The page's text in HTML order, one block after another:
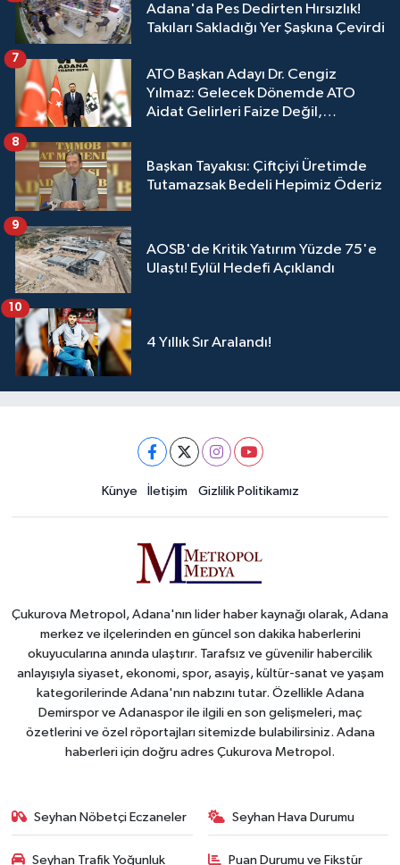
Adana'da Pes Dedirten Hırsızlık!
Takıları Sakladığı Yer Şaşkına Çevirdi
ATO Başkan Adayı Dr. Cengiz
Yılmaz: Gelecek Dönemde ATO
Aidat Gelirleri Faize Değil,
7
Başkan Tayakısı: Çiftçiyi Üretimde
Tutamazsak Bedeli Hepimiz Öderiz
8
AOSB'de Kritik Yatırım Yüzde 75'e
Ulaştı! Eylül Hedefi Açıklandı
9
4 Yıllık Sır Aralandı!
10
Künye İletişim Gizlilik Politikamız
Çukurova Metropol, Adana'nın lider haber kaynağı olarak, Adana
merkez ve ilçelerinden en güncel son dakika haberlerini
okuyucularına anında ulaştırır. Tarafsız ve güvenilir habercilik
anlayışıyla siyaset, ekonomi, spor, asayiş, kültür-sanat ve yaşam
kategorilerinde Adana'nın nabzını tutar. Özellikle Adana
Demirspor ve Adanaspor ile ilgili en son gelişmeleri, maç
özetlerini ve özel röportajları sitemizde bulabilirsiniz. Adana
haberleri için doğru adres Çukurova Metropol.
Seyhan Nöbetçi Eczaneler Seyhan Hava Durumu
Seyhan Trafik Yoğunluk Puan Durumu ve Fikstür